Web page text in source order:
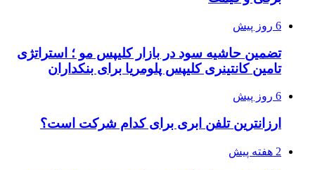
6 روز پیش
تضمین حاشیه سود در بازار کلیپس مو ؛ استراتژی
تامین کانتینری کلیپس پلومریا برای بنکداران
6 روز پیش
ارزانترین تلفن ابری برای کدام شرکت است؟
2 هفته پیش